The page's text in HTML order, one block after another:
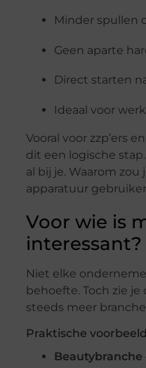
Minder spullen
Geen aparte
Direct starten
Ideaal voor
Vooral voor zzp’ers en
dit een logische stap.
al bij je. Waarom zou
apparatuur
Voor wie is
interessant?
Niet elke
behoefte. Toch zie je
steeds meer
Praktische
Beautybranche